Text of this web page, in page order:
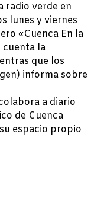
radio verde en
lunes y viernes
«Cuenca En la
cuenta la
que los
informa sobre
a diario
de Cuenca
espacio propio